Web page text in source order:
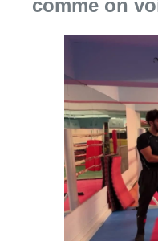
08 août 2026
Au
recense des
plus rares